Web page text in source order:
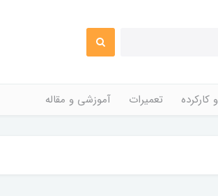
تعمیرات آموزشی و مقاله